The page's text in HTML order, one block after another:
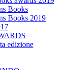
Books
Books 2019
edizione